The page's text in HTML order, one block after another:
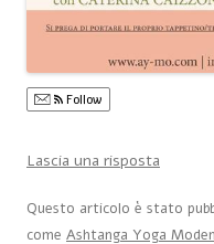
Follow
Lascia una risposta
Questo articolo è stato
come Ashtanga Yoga